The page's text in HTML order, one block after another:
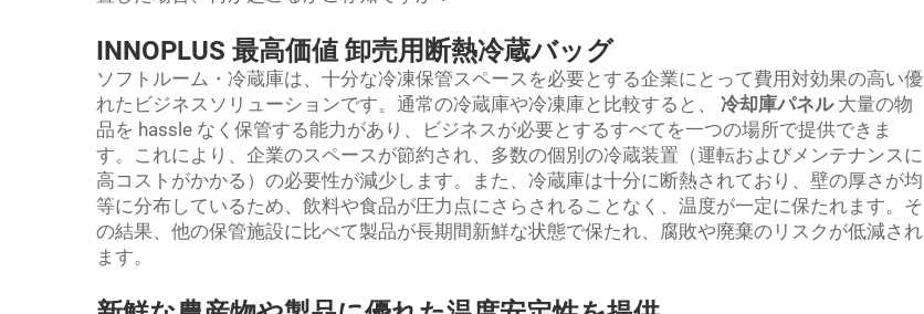
INNOPLUS 最高価値 卸売用断熱冷蔵バッグ
ソフトルーム・冷蔵庫は、十分な冷凍保管スペースを必要とする企業にとって費用対効果の高い優
れたビジネスソリューションです。通常の冷蔵庫や冷凍庫と比較すると、 冷却庫パネル 大量の物
品を hassle なく保管する能力があり、ビジネスが必要とするすべてを一つの場所で提供できま
す。これにより、企業のスペースが節約され、多数の個別の冷蔵装置（運転およびメンテナンスに
高コストがかかる）の必要性が減少します。また、冷蔵庫は十分に断熱されており、壁の厚さが均
等に分布しているため、飲料や食品が圧力点にさらされることなく、温度が一定に保たれます。そ
の結果、他の保管施設に比べて製品が長期間新鮮な状態で保たれ、腐敗や廃棄のリスクが低減され
ます。